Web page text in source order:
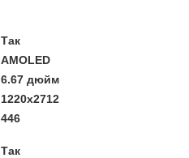
Так
AMOLED
6.67 дюйм
1220x2712
446
Так